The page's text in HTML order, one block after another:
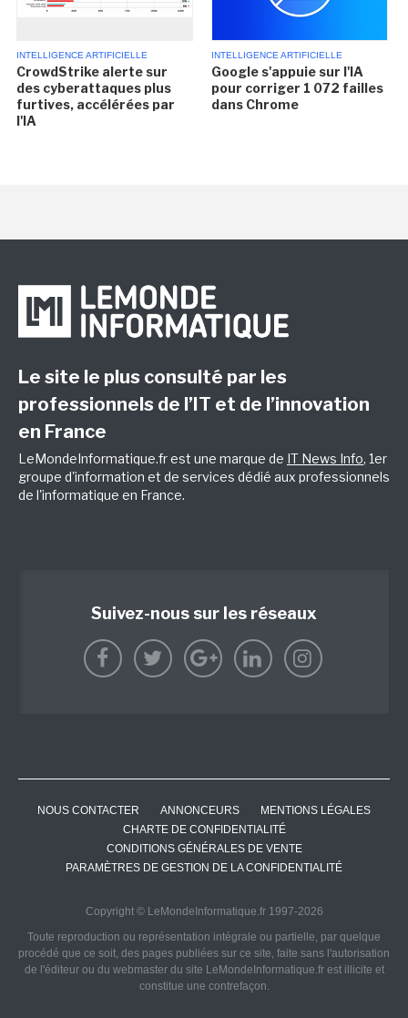
INTELLIGENCE ARTIFICIELLE
CrowdStrike alerte sur
des cyberattaques plus
furtives, accélérées par
l'IA
INTELLIGENCE ARTIFICIELLE
Google s'appuie sur l'IA
pour corriger 1 072 failles
dans Chrome
Le site le plus consulté par les
professionnels de l’IT et de l’innovation
en France
LeMondeInformatique.fr est une marque de IT News Info, 1er
groupe d'information et de services dédié aux professionnels
de l'informatique en France.
Suivez-nous sur les réseaux
NOUS CONTACTER ANNONCEURS
MENTIONS LÉGALES
CHARTE DE CONFIDENTIALITÉ
CONDITIONS GÉNÉRALES DE VENTE
PARAMÈTRES DE GESTION DE LA CONFIDENTIALITÉ
Copyright © LeMondeInformatique.fr 1997-2026
Toute reproduction ou représentation intégrale ou partielle, par quelque
procédé que ce soit, des pages publiées sur ce site, faite sans l'autorisation
de l'éditeur ou du webmaster du site LeMondeInformatique.fr est illicite et
constitue une contrefaçon.